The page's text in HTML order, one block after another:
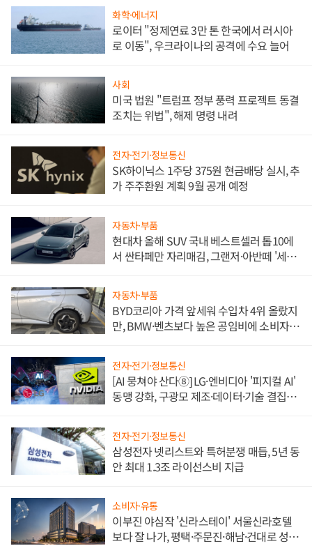
화학·에너지
로이터 "정제연료 3만 톤 한국에서 러시아
로 이동", 우크라이나의 공격에 수요 늘어
사회
미국 법원 "트럼프 정부 풍력 프로젝트 동결
조치는 위법", 해제 명령 내려
전자·전기·정보통신
SK하이닉스 1주당 375원 현금배당 실시, 추
가 주주환원 계획 9월 공개 예정
자동차·부품
현대차 올해 SUV 국내 베스트셀러 톱10에
서 싼타페만 자리매김, 그랜저·아반떼 '세단
자동차·부품
BYD코리아 가격 앞세워 수입차 4위 올랐지
만, BMW·벤츠보다 높은 공임비에 소비자
전자·전기·정보통신
[AI 뭉쳐야 산다⑧] LG·엔비디아 '피지컬 AI'
동맹 강화, 구광모 제조·데이터·기술 결집
전자·전기·정보통신
삼성전자 넷리스트와 특허분쟁 매듭, 5년 동
안 최대 1.3조 라이선스비 지급
소비자·유통
이부진 야심작 '신라스테이' 서울신라호텔
보다 잘 나가, 평택·주문진·해남·건대로 성